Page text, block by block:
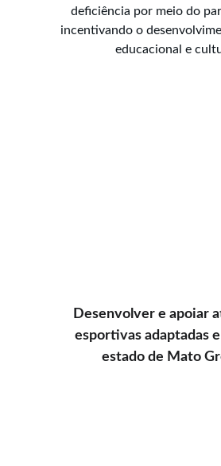
deficiência por meio do
incentivando o
educacional e
Desenvolver e apoiar
esportivas adaptadas
estado de Mato